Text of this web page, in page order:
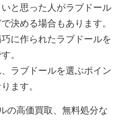
と思った人がラブドール
決める場合もあります。
に作られたラブドールを
。
ラブドールを選ぶポイン
ます。
の高価買取、無料処分な